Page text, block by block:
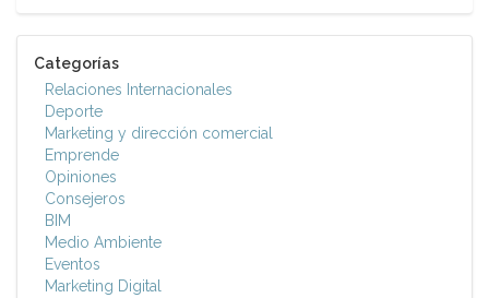
Categorías
Relaciones Internacionales
Deporte
Marketing y dirección comercial
Emprende
Opiniones
Consejeros
BIM
Medio Ambiente
Eventos
Marketing Digital